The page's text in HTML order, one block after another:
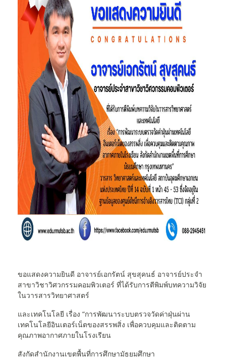
ขอแสดงความยินดี อาจารย์เอกรัตน์ สุขสุคนธ์ อาจารย์ประจำ
สาขาวิชาวิศวกรรมคอมพิวเตอร์ ที่ได้รับการตีพิมพ์บทความวิจัย
ในวารสารวิทยาศาสตร์
และเทคโนโลยี เรื่อง “การพัฒนาระบบตรวจวัดค่าฝุ่นผ่าน
เทคโนโลยีอินเตอร์เน็ตของสรรพสิ่ง เพื่อควบคุมและติดตาม
คุณภาพอากาศภายในโรงเรียน
สังกัดสำนักงานเขตพื้นที่การศึกษามัธยมศึกษา